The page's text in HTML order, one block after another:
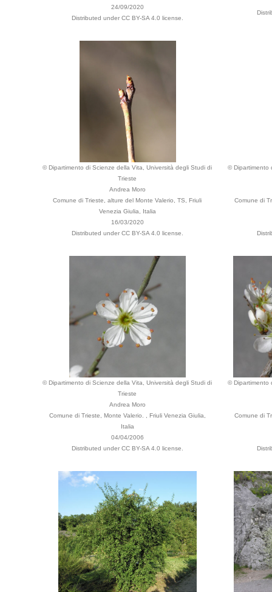
24/09/2020
Distributed under CC BY-SA 4.0 license.
© Dipartimento di Scienze della Vita, Università degli Studi di
Trieste
Andrea Moro
Comune di Trieste, alture del Monte Valerio, TS, Friuli
Venezia Giulia, Italia
16/03/2020
Distributed under CC BY-SA 4.0 license.
© Dipartimento
Comune di
© Dipartimento di Scienze della Vita, Università degli Studi di
Trieste
Andrea Moro
Comune di Trieste, Monte Valerio. , Friuli Venezia Giulia,
Italia
04/04/2006
Distributed under CC BY-SA 4.0 license.
© Dipartimento
Comune di